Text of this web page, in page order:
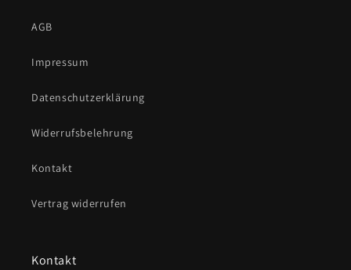
AGB
Impressum
Datenschutzerklärung
Widerrufsbelehrung
Kontakt
Vertrag widerrufen
Kontakt